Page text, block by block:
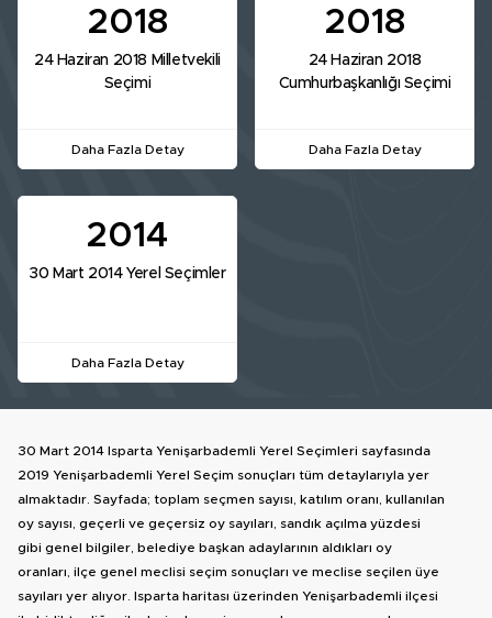
2018
24 Haziran 2018 Milletvekili
Seçimi
Daha Fazla Detay
2018
24 Haziran 2018
Cumhurbaşkanlığı Seçimi
Daha Fazla Detay
2014
30 Mart 2014 Yerel Seçimler
Daha Fazla Detay
30 Mart 2014 Isparta Yenişarbademli Yerel Seçimleri sayfasında
2019 Yenişarbademli Yerel Seçim sonuçları tüm detaylarıyla yer
almaktadır. Sayfada; toplam seçmen sayısı, katılım oranı, kullanılan
oy sayısı, geçerli ve geçersiz oy sayıları, sandık açılma yüzdesi
gibi genel bilgiler, belediye başkan adaylarının aldıkları oy
oranları, ilçe genel meclisi seçim sonuçları ve meclise seçilen üye
sayıları yer alıyor. Isparta haritası üzerinden Yenişarbademli ilçesi